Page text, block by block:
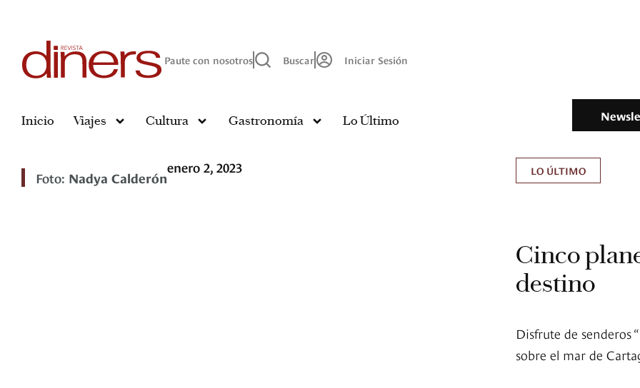
Paute con nosotros Buscar Iniciar Sesión
Inicio Viajes Cultura Gastronomía Lo Último
Foto: Nadya Calderón
enero 2, 2023 LO ÚLTIMO
Cinco
destino
Disfrute de senderos
sobre el mar de